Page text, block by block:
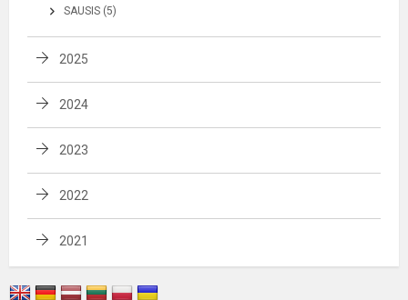
SAUSIS (5)
2025
2024
2023
2022
2021